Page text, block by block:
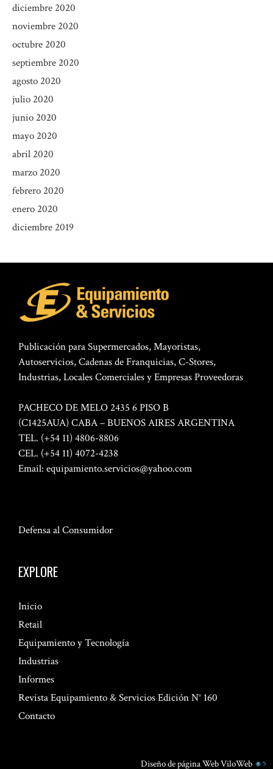
diciembre 2020
noviembre 2020
octubre 2020
septiembre 2020
agosto 2020
julio 2020
junio 2020
mayo 2020
abril 2020
marzo 2020
febrero 2020
enero 2020
diciembre 2019
Publicación para Supermercados, Mayoristas,
Autoservicios, Cadenas de Franquicias, C-Stores,
Industrias, Locales Comerciales y Empresas Proveedoras
PACHECO DE MELO 2435 6 PISO B
(C1425AUA) CABA – BUENOS AIRES ARGENTINA
TEL. (+54 11) 4806-8806
CEL. (+54 11) 4072-4238
Email: equipamiento.servicios@yahoo.com
Defensa al Consumidor
EXPLORE
Inicio
Retail
Equipamiento y Tecnología
Industrias
Informes
Revista Equipamiento & Servicios Edición N° 160
Contacto
Diseño de página WebViloWeb